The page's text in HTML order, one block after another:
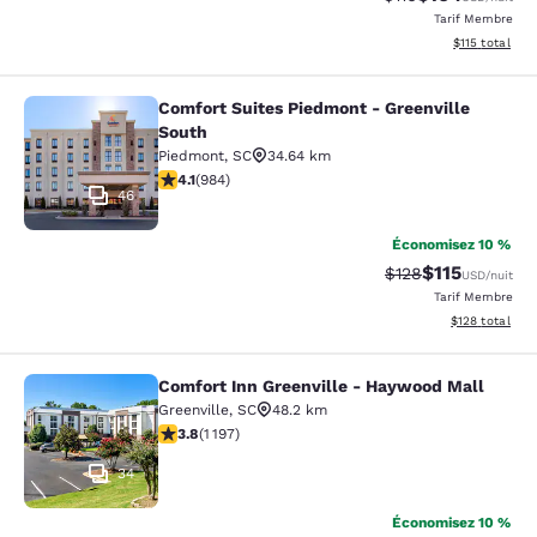
Tarif Membre
Afficher les
$115 total
Comfort Suites Piedmont -
46
Comfort Suites Piedmont - Greenville
South
Piedmont, SC
34.64 km
4.07 étoiles. Très Bien. 984 commentaires
4.1(984)
Économisez 10 %
Tarif barré :
$128Tarif réduit :
$115USD/nuit
Tarif Membre
Afficher les
$128 total
Comfort Inn Greenville - Haywood
34
Comfort Inn Greenville - Haywood Mall
Greenville, SC
48.2 km
3.83 étoiles. Bien. 1197 commentaires
3.8(1 197)
Économisez 10 %